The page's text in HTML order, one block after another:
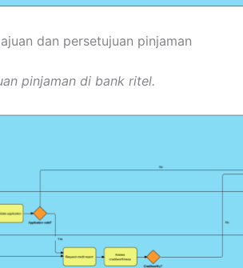
dan persetujuan pinjaman
pinjaman di bank ritel.